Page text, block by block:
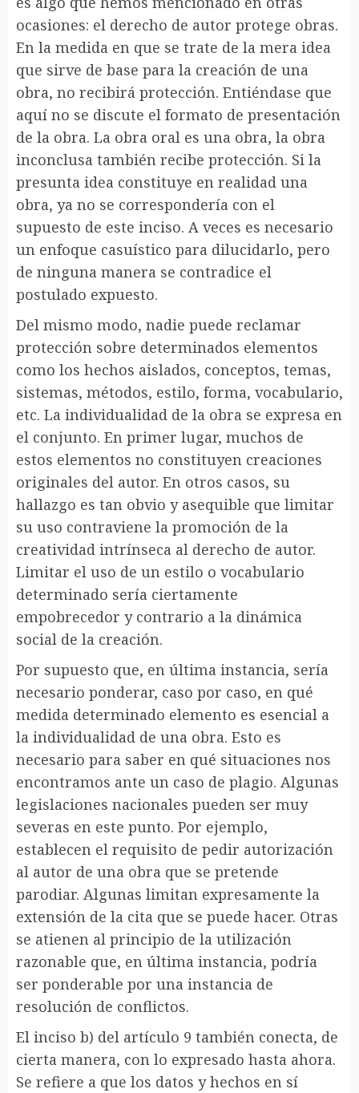
ocasiones: el derecho de autor protege obras.
En la medida en que se trate de la mera idea
que sirve de base para la creación de una
obra, no recibirá protección. Entiéndase que
aquí no se discute el formato de presentación
de la obra. La obra oral es una obra, la obra
inconclusa también recibe protección. Si la
presunta idea constituye en realidad una
obra, ya no se correspondería con el
supuesto de este inciso. A veces es necesario
un enfoque casuístico para dilucidarlo, pero
de ninguna manera se contradice el
postulado expuesto.
Del mismo modo, nadie puede reclamar
protección sobre determinados elementos
como los hechos aislados, conceptos, temas,
sistemas, métodos, estilo, forma, vocabulario,
etc. La individualidad de la obra se expresa en
el conjunto. En primer lugar, muchos de
estos elementos no constituyen creaciones
originales del autor. En otros casos, su
hallazgo es tan obvio y asequible que limitar
su uso contraviene la promoción de la
creatividad intrínseca al derecho de autor.
Limitar el uso de un estilo o vocabulario
determinado sería ciertamente
empobrecedor y contrario a la dinámica
social de la creación.
Por supuesto que, en última instancia, sería
necesario ponderar, caso por caso, en qué
medida determinado elemento es esencial a
la individualidad de una obra. Esto es
necesario para saber en qué situaciones nos
encontramos ante un caso de plagio. Algunas
legislaciones nacionales pueden ser muy
severas en este punto. Por ejemplo,
establecen el requisito de pedir autorización
al autor de una obra que se pretende
parodiar. Algunas limitan expresamente la
extensión de la cita que se puede hacer. Otras
se atienen al principio de la utilización
razonable que, en última instancia, podría
ser ponderable por una instancia de
resolución de conflictos.
El inciso b) del artículo 9 también conecta, de
cierta manera, con lo expresado hasta ahora.
Se refiere a que los datos y hechos en sí